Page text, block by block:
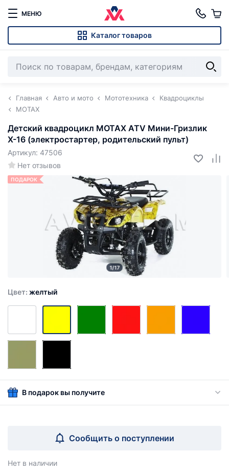
МЕНЮ
Каталог товаров
Главная Авто и мото Мототехника
Квадроциклы
MOTAX
Детский квадроцикл MOTAX ATV Мини-Гризлик
Х-16 (электростартер, родительский пульт)
Нет отзывов
Артикул: 47506
ПОДАРОК
1/17
Цвет: желтый
В подарок вы получите
Сообщить о поступлении
Нет в наличии